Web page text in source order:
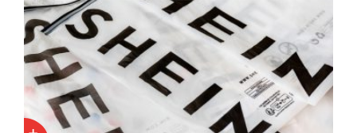
evenwel dat het verhaal hiermee niet eindigt.